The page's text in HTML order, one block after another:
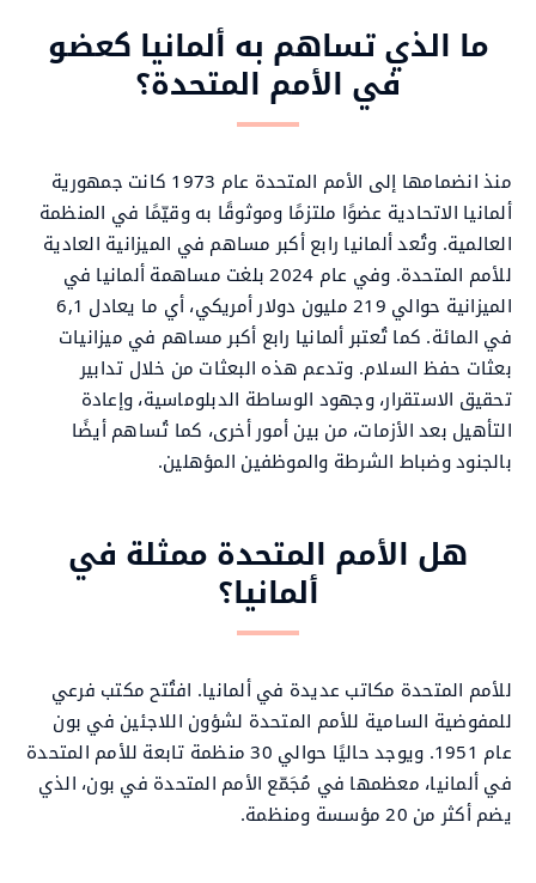
ما الذي تساهم به ألمانيا كعضو
في الأمم المتحدة؟
منذ انضمامها إلى الأمم المتحدة عام 1973 كانت جمهورية
ألمانيا الاتحادية عضوًا ملتزمًا وموثوقًا به وقيّمًا في المنظمة
العالمية. وتُعد ألمانيا رابع أكبر مساهم في الميزانية العادية
للأمم المتحدة. وفي عام 2024 بلغت مساهمة ألمانيا في
الميزانية حوالي 219 مليون دولار أمريكي، أي ما يعادل 6,1
في المائة. كما تُعتبر ألمانيا رابع أكبر مساهم في ميزانيات
بعثات حفظ السلام. وتدعم هذه البعثات من خلال تدابير
تحقيق الاستقرار، وجهود الوساطة الدبلوماسية، وإعادة
التأهيل بعد الأزمات، من بين أمور أخرى، كما تُساهم أيضًا
بالجنود وضباط الشرطة والموظفين المؤهلين.
هل الأمم المتحدة ممثلة في
ألمانيا؟
للأمم المتحدة مكاتب عديدة في ألمانيا. افتُتح مكتب فرعي
للمفوضية السامية للأمم المتحدة لشؤون اللاجئين في بون
عام 1951. ويوجد حاليًا حوالي 30 منظمة تابعة للأمم المتحدة
في ألمانيا، معظمها في مُجَمّع الأمم المتحدة في بون، الذي
يضم أكثر من 20 مؤسسة ومنظمة.